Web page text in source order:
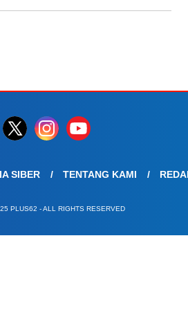
SIBER TENTANG KAMI
PLUS62 - ALL RIGHTS RESERVED